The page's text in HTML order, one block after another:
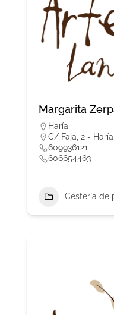
Margarita
Haría
C/ Faja, 2 - Haría
609936121
606654463
Cestería de